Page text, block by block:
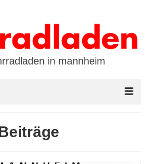
in mannheim
kontakt